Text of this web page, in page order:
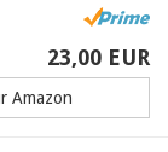
23,00 EUR
Amazon